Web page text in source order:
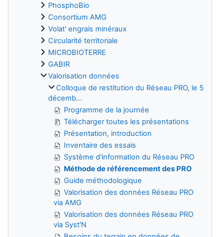
PhosphoBio
Consortium AMG
Volat' engrais minéraux
Circularité territoriale
MICROBIOTERRE
GABIR
Valorisation données
Colloque de restitution du Réseau PRO, le 5
décemb...
Programme de la journée
Télécharger toutes les présentations
Présentation, introduction
Inventaire des essais
Système d'information du Réseau PRO
Méthode de référencement des PRO
Guide méthodologique
Valorisation des données Réseau PRO
via AMG
Valorisation des données Réseau PRO
via Syst'N